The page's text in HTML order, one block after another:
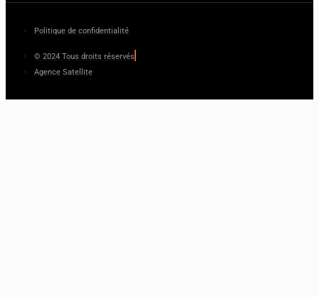
Politique de confidentialité
© 2024 Tous droits réservés
Agence Satellite